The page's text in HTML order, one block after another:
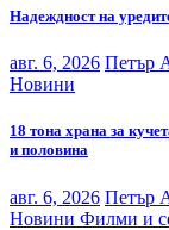
Надеждност на
авг. 6, 2026 Петър
Новини
18 тона храна за
и половина
авг. 6, 2026 Петър
Новини Филми и